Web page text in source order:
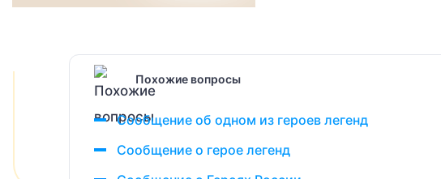
Похожие вопросы
Сообщение об одном из героев легенд
Сообщение о герое легенд